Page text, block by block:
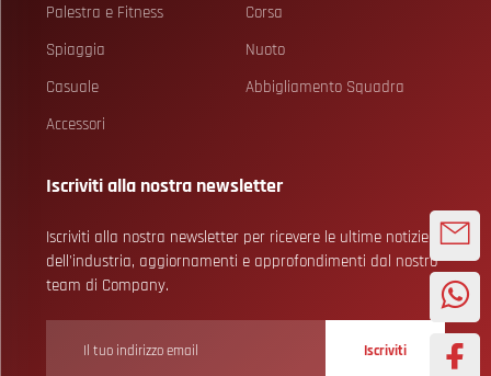
Palestra e Fitness
Corsa
Spiaggia
Nuoto
Casuale
Abbigliamento Squadra
Accessori
Iscriviti alla nostra newsletter
Iscriviti alla nostra newsletter per ricevere le ultime notizie
dell'industria, aggiornamenti e approfondimenti dal nostro
team di Company.
Iscriviti